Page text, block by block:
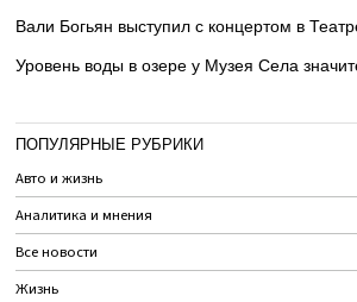
Вали Богьян выступил с концертом в
Уровень воды в озере у Музея Села
ПОПУЛЯРНЫЕ РУБРИКИ
Авто и жизнь
Аналитика и мнения
Все новости
Жизнь